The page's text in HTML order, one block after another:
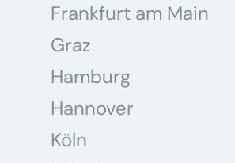
Frankfurt am Main
Graz
Hamburg
Hannover
Köln